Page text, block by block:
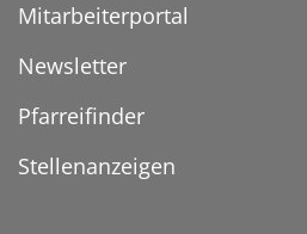
Mitarbeiterportal
Newsletter
Pfarreifinder
Stellenanzeigen